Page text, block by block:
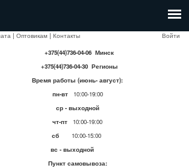
| Оптовикам | Контакты
Войти
+375(44)736-04-06 Минск
+375(44)736-04-30 Регионы
Время работы (июнь- август):
пн-вт
10:00-19:00
ср - выходной
чт-пт 10:00-19:00
сб
10:00-15:00
вс - выходной
Пункт самовывоза: